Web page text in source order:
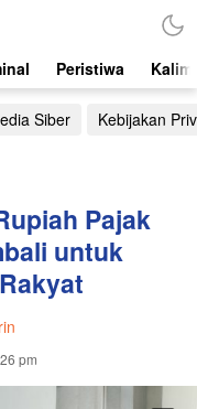
Peristiwa
Siber
Kebijakan
Pajak
untuk
pm